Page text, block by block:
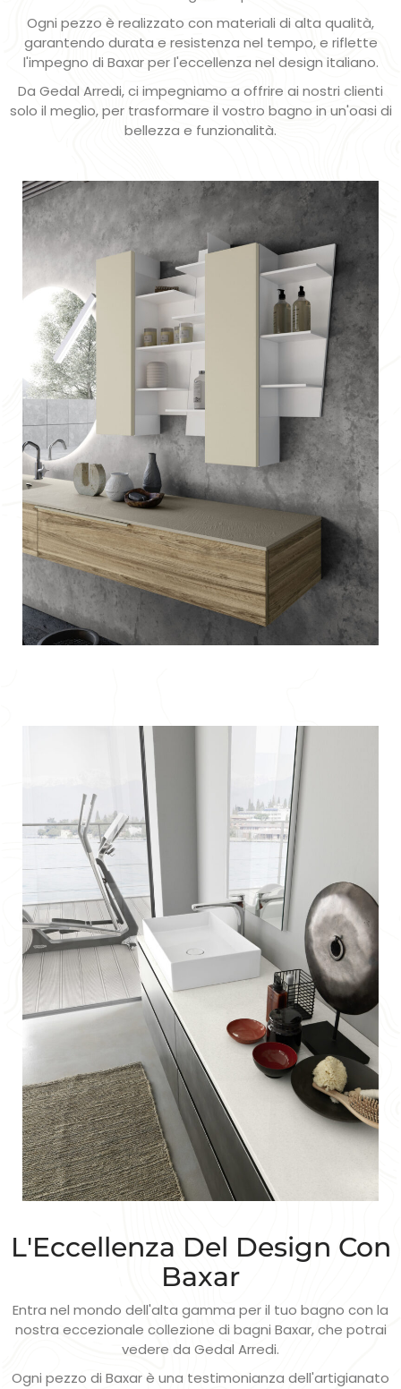
Ogni pezzo è realizzato con materiali di alta qualità,
garantendo durata e resistenza nel tempo, e riflette
l'impegno di Baxar per l'eccellenza nel design italiano.
Da Gedal Arredi, ci impegniamo a offrire ai nostri clienti
solo il meglio, per trasformare il vostro bagno in un'oasi di
bellezza e funzionalità.
L'Eccellenza Del Design Con
Baxar
Entra nel mondo dell'alta gamma per il tuo bagno con la
nostra eccezionale collezione di bagni Baxar, che potrai
vedere da Gedal Arredi.
Ogni pezzo di Baxar è una testimonianza dell'artigianato